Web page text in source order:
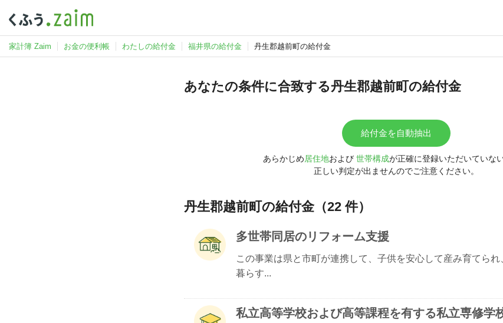
家計簿 Zaim お金の便利帳 わたしの給付金 福井県の給付金 丹生郡越前町の給付金
あなたの条件に合致する丹生郡越前町の給付金
給付金を自動抽出
あらかじめ居住地および 世帯構成が正確に登録いただいていな
正しい判定が出ませんのでご注意ください。
丹生郡越前町の給付金（22 件）
多世帯同居のリフォーム支援
この事業は県と市町が連携して、子供を安心して産み育てられ
暮らす...
私立高等学校および高等課程を有する私立専修学